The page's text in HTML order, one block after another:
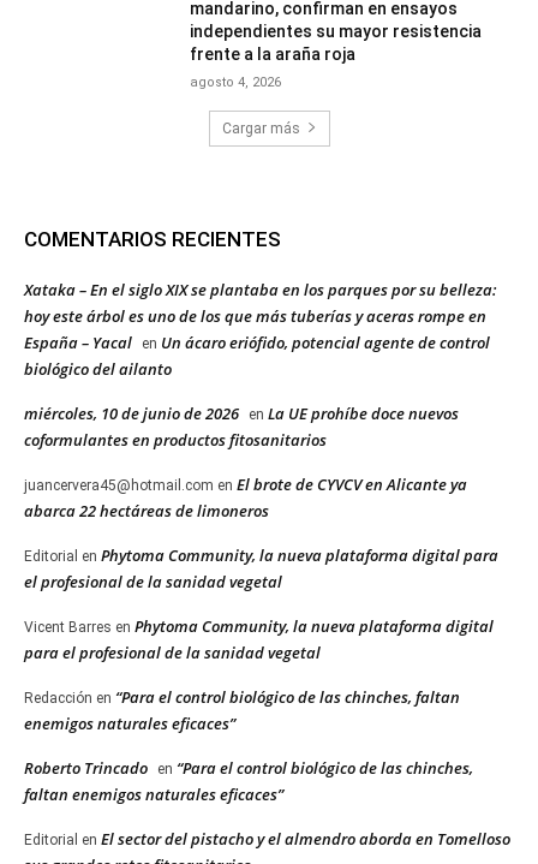
mandarino, confirman en ensayos
independientes su mayor resistencia
frente a la araña roja
agosto 4, 2026
Cargar más
COMENTARIOS RECIENTES
Xataka – En el siglo XIX se plantaba en los parques por su belleza:
hoy este árbol es uno de los que más tuberías y aceras rompe en
España – Yacal
en Un ácaro eriófido, potencial agente de control
biológico del ailanto
miércoles, 10 de junio de 2026 en La UE prohíbe doce nuevos
coformulantes en productos fitosanitarios
juancervera45@hotmail.com en El brote de CYVCV en Alicante ya
abarca 22 hectáreas de limoneros
Editorial en Phytoma Community, la nueva plataforma digital para
el profesional de la sanidad vegetal
Vicent Barres en Phytoma Community, la nueva plataforma digital
para el profesional de la sanidad vegetal
Redacción en “Para el control biológico de las chinches, faltan
enemigos naturales eficaces”
Roberto Trincado en “Para el control biológico de las chinches,
faltan enemigos naturales eficaces”
Editorial en El sector del pistacho y el almendro aborda en Tomelloso